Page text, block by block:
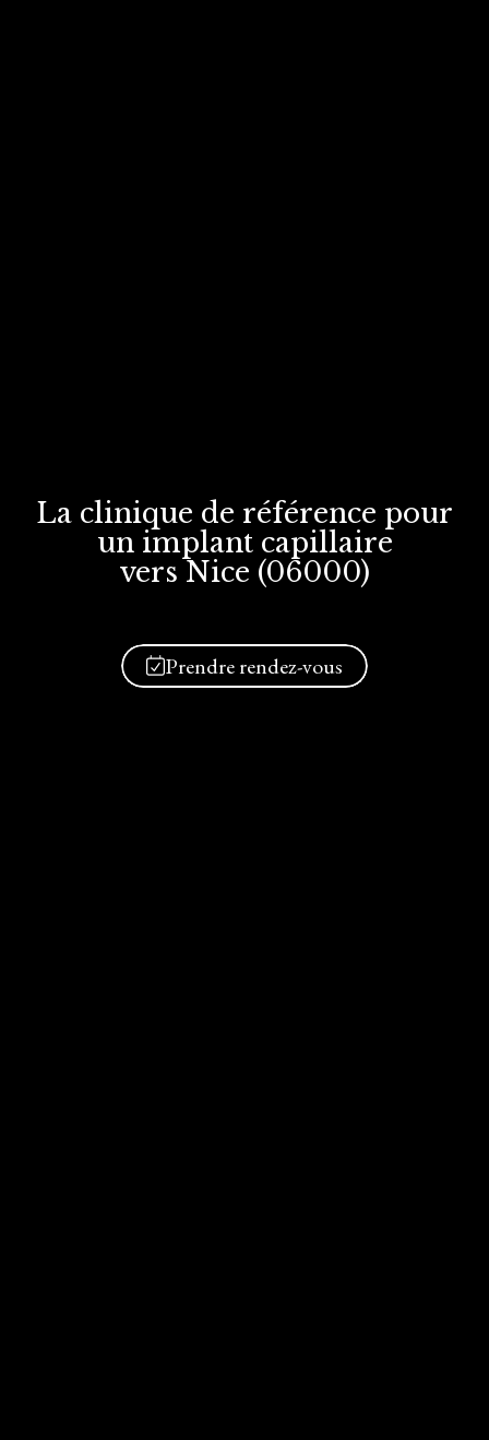
La clinique de référence pour
un implant capillaire
vers Nice (06000)
Prendre rendez-vous